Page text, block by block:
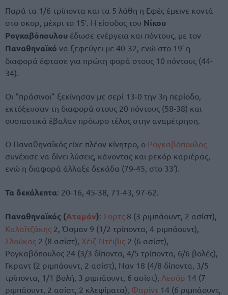
Παρά τα 1/6 τρίποντα και τα 5 λάθη η Εφές έμεινε κοντά
στο σκορ, μέχρι το 15′. Η είσοδος του Νίκου
Ρογκαβόπουλου έδωσε ενέργεια και πόντους, με τον
Παναθηναϊκό να ξεφεύγει με 40-32, ενώ στο 19′ η
διαφορά έφτασε για πρώτη φορά στους 10 πόντους (44-
34).
Οι “πράσινοι” ξεκίνησαν με σερί 13-0 την 3η περίοδο,
εκτόξευσαν τη διαφορά στους 20 πόντους (58-38) και
ουσιαστικά έβαλαν πρόωρο τέλος στην αναμέτρηση.
Ο Παναθηναϊκός είχε πλέον κίνητρο, ο Ρογκαβόπουλος
συνέχισε να δίνει λύσεις, κάνοντας και ρεκόρ καριέρας,
ενώ η διαφορά άλλαξε δεκάδα (79-45, στο 33′).
Τα δεκάλεπτα: 20-16, 45-38, 71-43, 97-62.
Παναθηναϊκός (Αταμάν): Σορτς 8 (3 ριμπάουντ, 2 ασίστ),
Καλαϊτζάκης 2, Όσμαν 9 (1/2 τρίποντα, 4 ριμπάουντ),
Σλούκας 2 (8 ασίστ), Χέιζ-Ντέιβις 2 (6 ασίστ),
Ρογκαβόπουλος 24 (3/3 δίποντα, 4/5 τρίποντα, 6/6 βολές),
Γκραντ (2 ριμπάουντ, 2 ασίστ), Ναν 18 (4/8 δίποντα, 3/5
τρίποντα, 1/1 βολή, 3 ριμπάουντ, 6 ασίστ), Λεσόρ 14 (7
ριμπάουντ, 2 ασίστ, 2 κλεψίματα), Φαρίντ 14 (6 ριμπάουντ,